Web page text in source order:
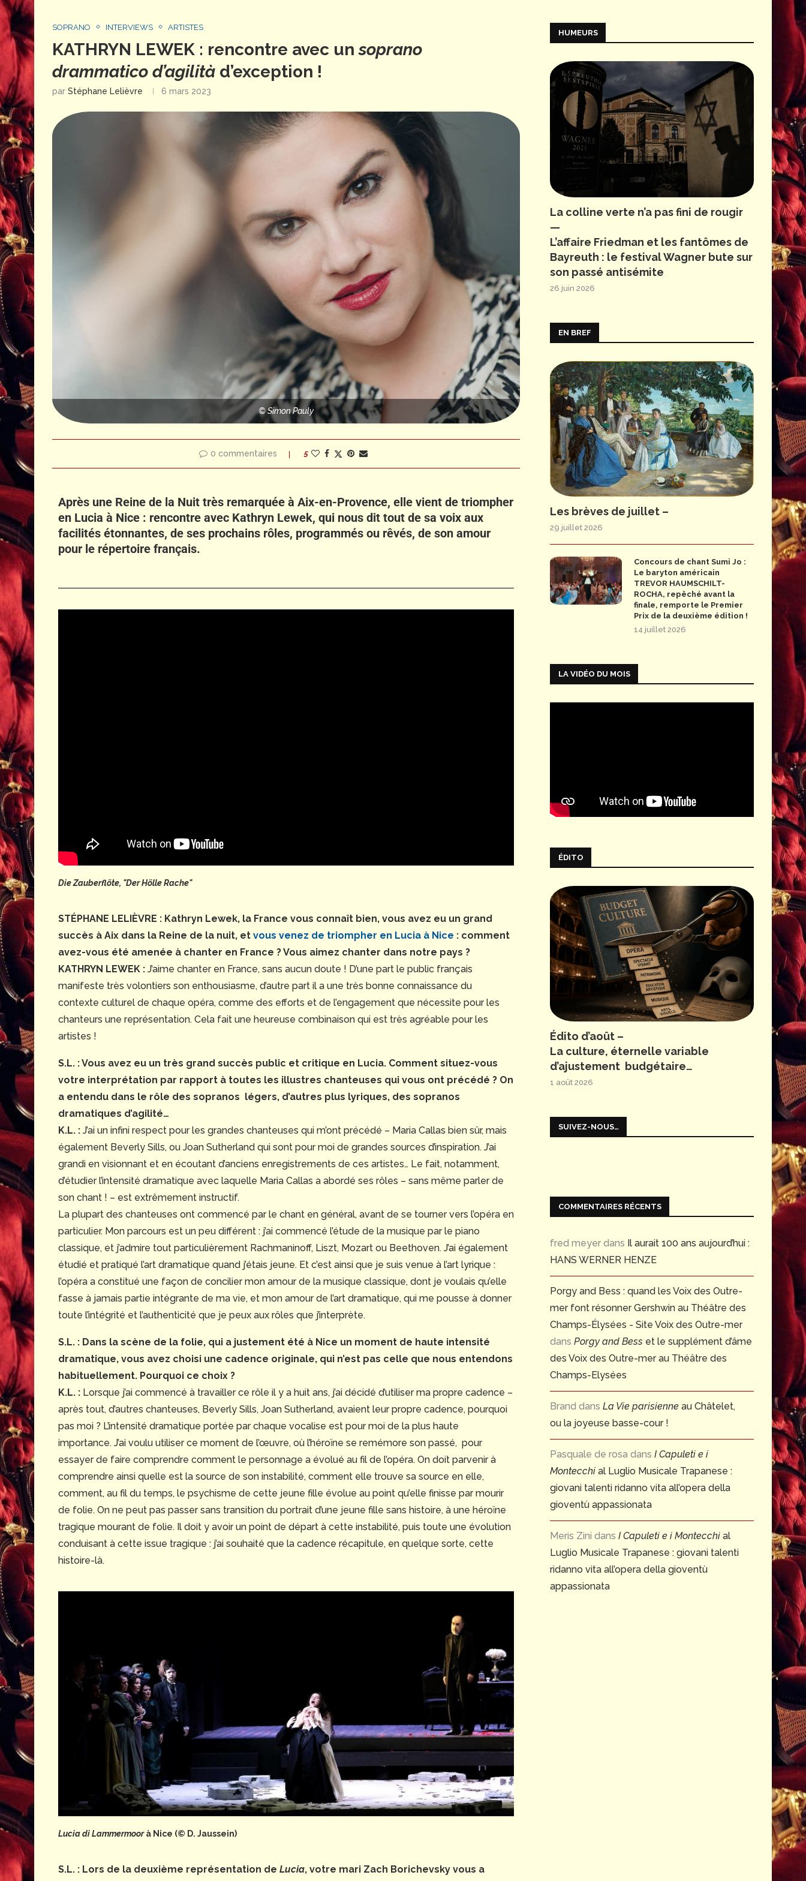
SOPRANO INTERVIEWS ARTISTES
KATHRYN LEWEK : rencontre avec unsoprano
drammatico d’agilità d’exception !
par Stéphane Lelièvre 6 mars 2023
© Simon Pauly
0 commentaires 5
Après une Reine de la Nuit très remarquée à Aix-en-Provence, elle vient de triompher
en Lucia à Nice : rencontre avec Kathryn Lewek, qui nous dit tout de sa voix aux
facilités étonnantes, de ses prochains rôles, programmés ou rêvés, de son amour
pour le répertoire français.
Die Zauberflöte, "Der Hölle Rache"
STÉPHANE LELIÈVRE : Kathryn Lewek, la France vous connaît bien, vous avez eu un grand
succès à Aix dans la Reine de la nuit, et vous venez de triompher en Lucia à Nice : comment
avez-vous été amenée à chanter en France ? Vous aimez chanter dans notre pays ?
KATHRYN LEWEK : J’aime chanter en France, sans aucun doute ! D’une part le public français
manifeste très volontiers son enthousiasme, d’autre part il a une très bonne connaissance du
contexte culturel de chaque opéra, comme des efforts et de l’engagement que nécessite pour les
chanteurs une représentation. Cela fait une heureuse combinaison qui est très agréable pour les
artistes !
S.L. : Vous avez eu un très grand succès public et critique en Lucia. Comment situez-vous
votre interprétation par rapport à toutes les illustres chanteuses qui vous ont précédé ? On
a entendu dans le rôle des sopranos légers, d’autres plus lyriques, des sopranos
dramatiques d’agilité…
K.L. : J’ai un infini respect pour les grandes chanteuses qui m’ont précédé – Maria Callas bien sûr, mais
également Beverly Sills, ou Joan Sutherland qui sont pour moi de grandes sources d’inspiration. J’ai
grandi en visionnant et en écoutant d’anciens enregistrements de ces artistes… Le fait, notamment,
d’étudier l’intensité dramatique avec laquelle Maria Callas a abordé ses rôles – sans même parler de
son chant ! – est extrêmement instructif.
La plupart des chanteuses ont commencé par le chant en général, avant de se tourner vers l’opéra en
particulier. Mon parcours est un peu différent : j’ai commencé l’étude de la musique par le piano
classique, et j’admire tout particulièrement Rachmaninoff, Liszt, Mozart ou Beethoven. J’ai également
étudié et pratiqué l’art dramatique quand j’étais jeune. Et c’est ainsi que je suis venue à l’art lyrique :
l’opéra a constitué une façon de concilier mon amour de la musique classique, dont je voulais qu’elle
fasse à jamais partie intégrante de ma vie, et mon amour de l’art dramatique, qui me pousse à donner
toute l’intégrité et l’authenticité que je peux aux rôles que j’interprète.
S.L. : Dans la scène de la folie, qui a justement été à Nice un moment de haute intensité
dramatique, vous avez choisi une cadence originale, qui n’est pas celle que nous entendons
habituellement. Pourquoi ce choix ?
K.L. : Lorsque j’ai commencé à travailler ce rôle il y a huit ans, j’ai décidé d’utiliser ma propre cadence –
après tout, d’autres chanteuses, Beverly Sills, Joan Sutherland, avaient leur propre cadence, pourquoi
pas moi ? L’intensité dramatique portée par chaque vocalise est pour moi de la plus haute
importance. J’ai voulu utiliser ce moment de l’œuvre, où l’héroïne se remémore son passé, pour
essayer de faire comprendre comment le personnage a évolué au fil de l’opéra. On doit parvenir à
comprendre ainsi quelle est la source de son instabilité, comment elle trouve sa source en elle,
comment, au fil du temps, le psychisme de cette jeune fille évolue au point qu’elle finisse par mourir
de folie. On ne peut pas passer sans transition du portrait d’une jeune fille sans histoire, à une héroïne
tragique mourant de folie. Il doit y avoir un point de départ à cette instabilité, puis toute une évolution
conduisant à cette issue tragique : j’ai souhaité que la cadence récapitule, en quelque sorte, cette
histoire-là.
Lucia di Lammermoorà Nice (© D. Jaussein)
S.L. : Lors de la deuxième représentation de Lucia, votre mari Zach Borichevsky vous a
HUMEURS
La colline verte n’a pas fini de rougir
—
L’affaire Friedman et les fantômes de
Bayreuth : le festival Wagner bute sur
son passé antisémite
26 juin 2026
EN BREF
Les brèves de juillet –
29 juillet 2026
Concours de chant Sumi Jo :
Le baryton américain
TREVOR HAUMSCHILT-
ROCHA, repêché avant la
finale, remporte le Premier
Prix de la deuxième édition !
14 juillet 2026
LA VIDÉO DU MOIS
ÉDITO
Édito d’août –
La culture, éternelle variable
d’ajustement budgétaire…
1 août 2026
SUIVEZ-NOUS…
COMMENTAIRES RÉCENTS
fred meyer dans Il aurait 100 ans aujourd’hui :
HANS WERNER HENZE
Porgy and Bess : quand les Voix des Outre-
mer font résonner Gershwin au Théâtre des
Champs-Élysées - Site Voix des Outre-mer
dans Porgy and Bess et le supplément d’âme
des Voix des Outre-mer au Théâtre des
Champs-Elysées
Brand dans La Vie parisienne au Châtelet,
ou la joyeuse basse-cour !
Pasquale de rosa dans I Capuleti e i
Montecchi al Luglio Musicale Trapanese :
giovani talenti ridanno vita all’opera della
gioventù appassionata
Meris Zini dans I Capuleti e i Montecchi al
Luglio Musicale Trapanese : giovani talenti
ridanno vita all’opera della gioventù
appassionata